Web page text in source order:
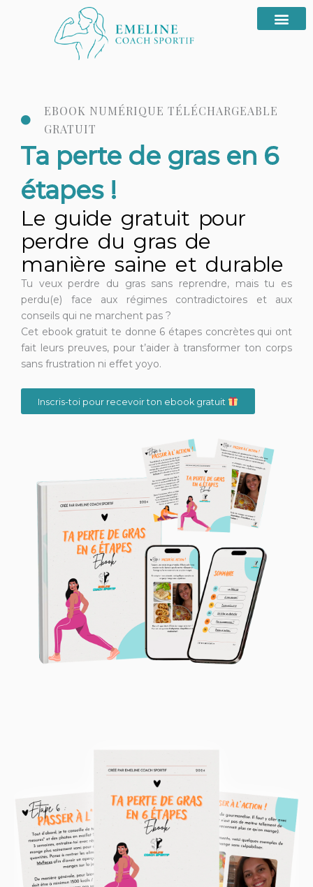
EBOOK NUMÉRIQUE TÉLÉCHARGEABLE
GRATUIT
Ta perte de gras en 6
étapes !
Le guide gratuit pour
perdre du gras de
manière saine et durable
Tu veux perdre du gras sans reprendre, mais tu es
perdu(e) face aux régimes contradictoires et aux
conseils qui ne marchent pas ?
Cet ebook gratuit te donne 6 étapes concrètes qui ont
fait leurs preuves, pour t’aider à transformer ton corps
sans frustration ni effet yoyo.
Inscris-toi pour recevoir ton ebook gratuit